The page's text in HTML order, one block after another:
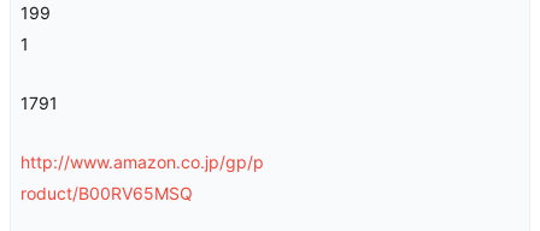
199
1
1791
http://www.amazon.co.jp/gp/p
roduct/B00RV65MSQ